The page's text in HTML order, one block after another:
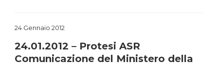
24 Gennaio 2012
24.01.2012 – Protesi ASR
Comunicazione del Ministero della